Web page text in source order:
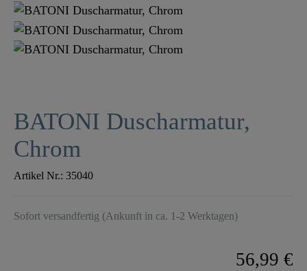
BATONI Duscharmatur,
Chrom
Artikel Nr.: 35040
Sofort versandfertig (Ankunft in ca. 1-2 Werktagen)
56,99 €